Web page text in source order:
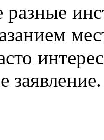
заявление.